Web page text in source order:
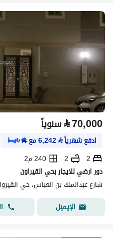
⃁70,000 سنوياً
ادفع شهرياً⃁
6,242مع
2
2
240 م2
دور ارضي للايجار بحي القيراون
شارع عبدالملك بن العباس، حي
الإيميل